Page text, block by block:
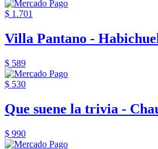
$ 1.701
Villa Pantano -
$ 589
$ 530
Que suene la trivia -
$ 990